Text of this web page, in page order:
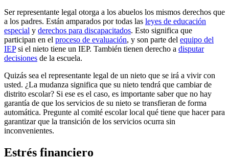
Ser representante legal otorga a los abuelos los mismos derechos que
a los padres. Están amparados por todas las leyes de educación
especial y derechos para discapacitados. Esto significa que
participan en el proceso de evaluación, y son parte del equipo del
IEPsi el nieto tiene un IEP. También tienen derecho a disputar
decisiones de la escuela.
Quizás sea el representante legal de un nieto que se irá a vivir con
usted. ¿La mudanza significa que su nieto tendrá que cambiar de
distrito escolar? Si ese es el caso, es importante saber que no hay
garantía de que los servicios de su nieto se transfieran de forma
automática. Pregunte al comité escolar local qué tiene que hacer para
garantizar que la transición de los servicios ocurra sin
inconvenientes.
Estrés financiero